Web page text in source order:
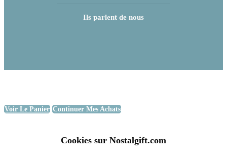
Ils parlent de nous
Voir Le Panier Continuer Mes Achats
Cookies sur Nostalgift.com